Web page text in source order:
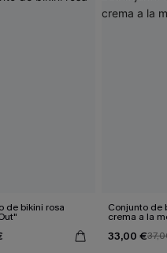
de bikini rosa Conjunto de
crema a la
33,00 €